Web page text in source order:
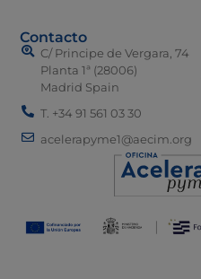
Contacto
C/ Principe de Vergara, 74
Planta 1ª (28006)
Madrid Spain
T. +34 91 561 03 30
acelerapyme1@aecim.org